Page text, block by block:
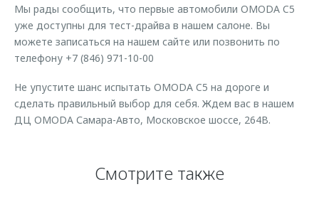
Мы рады сообщить, что первые автомобили OMODA C5
уже доступны для тест-драйва в нашем салоне. Вы
можете записаться на нашем сайте или позвонить по
телефону +7 (846) 971-10-00
Не упустите шанс испытать OMODA C5 на дороге и
сделать правильный выбор для себя. Ждем вас в нашем
ДЦ OMODA Самара-Авто, Московское шоссе, 264В.
Смотрите также